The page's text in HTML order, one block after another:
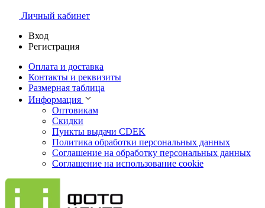
Личный кабинет
Вход
Регистрация
Оплата и доставка
Контакты и реквизиты
Размерная таблица
Информация
Оптовикам
Скидки
Пункты выдачи CDEK
Политика обработки персональных данных
Соглашение на обработку персональных данных
Соглашение на использование cookie